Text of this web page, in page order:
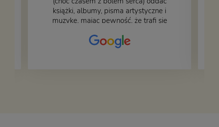
książki, albumy, pisma artystyczne i
muzykę, mając pewność, że trafi się
– nasze książki w trakcie
przepakowywania. Część oddaliśmy